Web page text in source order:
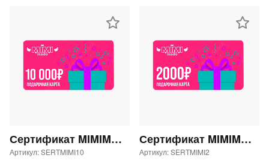
Сертификат MIMIMODA 10000 р.
Артикул: SERTMIMI10
Сертификат MIMIMODA 2000 р.
Артикул: SERTMIMI2